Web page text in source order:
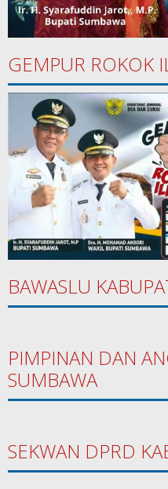
GEMPUR ROKOK
BAWASLU
PIMPINAN DAN
SUMBAWA
SEKWAN DPRD